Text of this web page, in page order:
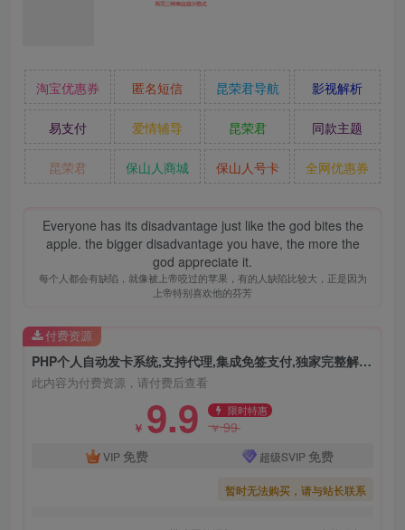
淘宝优惠券 匿名短信 昆荣君导航 影视解析
易支付 爱情辅导 昆荣君 同款主题
昆荣君 保山人商城 保山人号卡 全网优惠券
Everyone has its disadvantage just like the god bites the
apple. the bigger disadvantage you have, the more the
god appreciate it.
每个人都会有缺陷，就像被上帝咬过的苹果，有的人缺陷比较大，正是因为
上帝特别喜欢他的芬芳
PHP个人自动发卡系统,支持代理,集成免签支付,独家完整解密版
此内容为付费资源，请付费后查看
￥ 9.9 限时特惠
￥99
VIP 免费 超级SVIP 免费
暂时无法购买，请与站长联系
付费资源